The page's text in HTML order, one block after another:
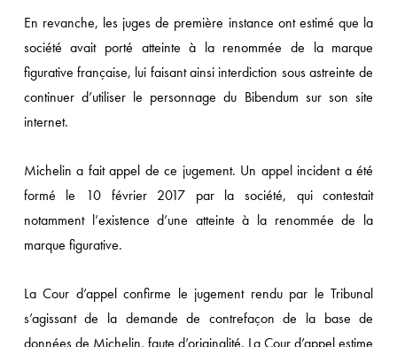
En revanche, les juges de première instance ont estimé que la
société avait porté atteinte à la renommée de la marque
figurative française, lui faisant ainsi interdiction sous astreinte de
continuer d’utiliser le personnage du Bibendum sur son site
internet.
Michelin a fait appel de ce jugement. Un appel incident a été
formé le 10 février 2017 par la société, qui contestait
notamment l’existence d’une atteinte à la renommée de la
marque figurative.
La Cour d’appel confirme le jugement rendu par le Tribunal
s’agissant de la demande de contrefaçon de la base de
données de Michelin, faute d’originalité. La Cour d’appel estime